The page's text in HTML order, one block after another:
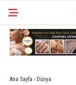
Ana Sayfa › Dünya